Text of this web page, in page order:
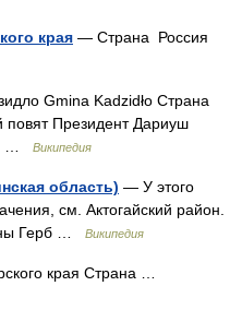
края — Страна Россия
Gmina Kadzidło Страна
повят Президент Дариуш
…
Википедия
область) — У этого
см. Актогайский район.
Герб …
Википедия
края Страна …